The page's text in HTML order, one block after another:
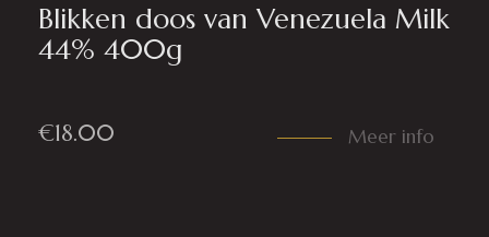
Blikken doos van Venezuela Milk
44% 400g
€18.00 Meer info